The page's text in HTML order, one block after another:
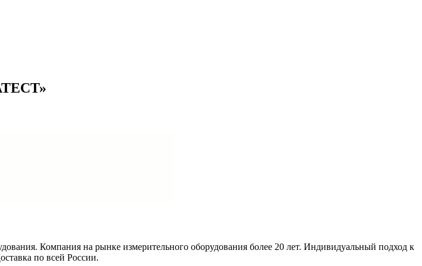
Компания на рынке измерительного оборудования более 20 лет. Индивидуальный подход к
по всей России.